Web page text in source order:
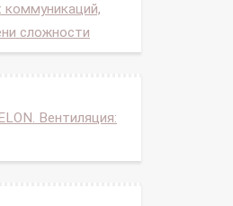
коммуникаций,
сложности
Вентиляция: